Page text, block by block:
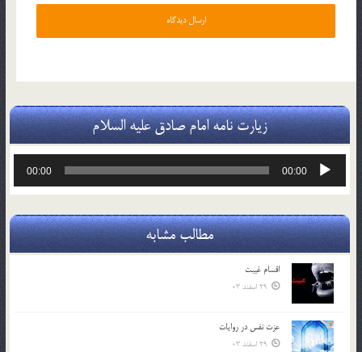
زیارت نامه امام صادق علیه السلام
پخش‌کننده
00:00
00:00
مطالب مشابه
اقسام غيبت
29 اسفند 03
عزت نفس در روايات
29 اسفند 03